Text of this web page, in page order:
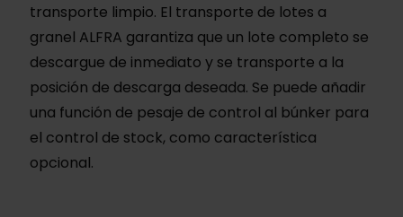
transporte limpio. El transporte de lotes a
granel ALFRA garantiza que un lote completo se
descargue de inmediato y se transporte a la
posición de descarga deseada. Se puede añadir
una función de pesaje de control al búnker para
el control de stock, como característica
opcional.